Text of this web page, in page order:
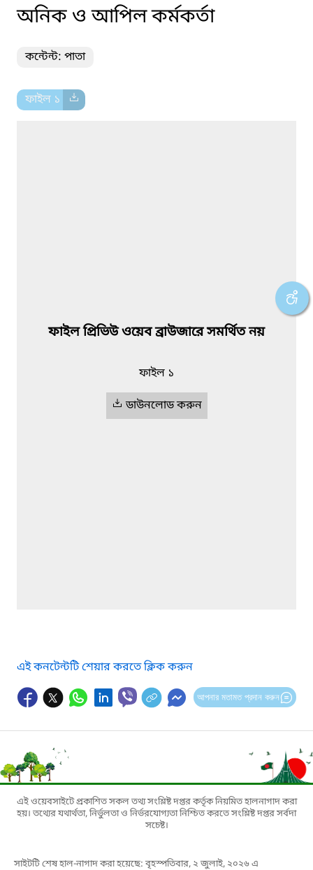
অনিক ও আপিল কর্মকর্তা
কন্টেন্ট: পাতা
ফাইল ১
ফাইল প্রিভিউ ওয়েব ব্রাউজারে সমর্থিত নয়
ফাইল ১
ডাউনলোড করুন
এই কনটেন্টটি শেয়ার করতে ক্লিক করুন
আপনার মতামত প্রদান করুন
এই ওয়েবসাইটে প্রকাশিত সকল তথ্য সংশ্লিষ্ট দপ্তর কর্তৃক নিয়মিত হালনাগাদ করা
হয়। তথ্যের যথার্থতা, নির্ভুলতা ও নির্ভরযোগ্যতা নিশ্চিত করতে সংশ্লিষ্ট দপ্তর সর্বদা
সচেষ্ট।
সাইটটি শেষ হাল-নাগাদ করা হয়েছে: বৃহস্পতিবার, ২ জুলাই, ২০২৬ এ